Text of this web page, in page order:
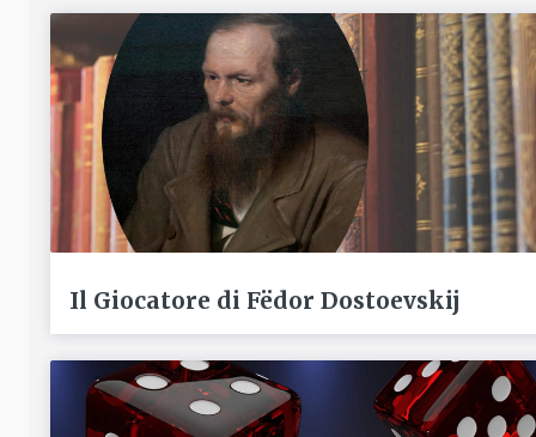
Il Giocatore di Fëdor Dostoevskij